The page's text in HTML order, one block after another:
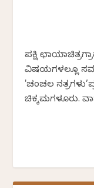
ಪಕ್ಷಿ
ವಿಷಯಗಳಲ್ಲೂ
'ಚಂಚಲ
ಚಿಕ್ಕಮಗಳೂರು.